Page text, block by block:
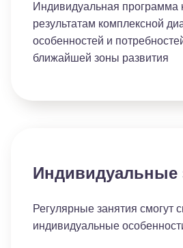
Индивидуальная программа
результатам комплексной
особенностей и
ближайшей зоны развития
Индивидуальные
Регулярные занятия смогут
индивидуальные